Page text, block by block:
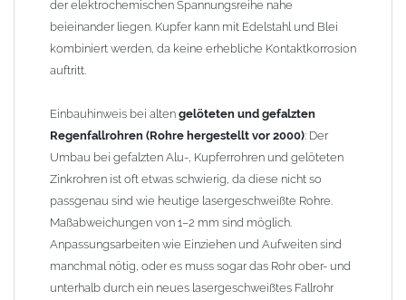
der elektrochemischen Spannungsreihe nahe
beieinander liegen. Kupfer kann mit Edelstahl und Blei
kombiniert werden, da keine erhebliche Kontaktkorrosion
auftritt.
Einbauhinweis bei alten gelöteten und gefalzten
Regenfallrohren (Rohre hergestellt vor 2000): Der
Umbau bei gefalzten Alu-, Kupferrohren und gelöteten
Zinkrohren ist oft etwas schwierig, da diese nicht so
passgenau sind wie heutige lasergeschweißte Rohre.
Maßabweichungen von 1–2 mm sind möglich.
Anpassungsarbeiten wie Einziehen und Aufweiten sind
manchmal nötig, oder es muss sogar das Rohr ober- und
unterhalb durch ein neues lasergeschweißtes Fallrohr